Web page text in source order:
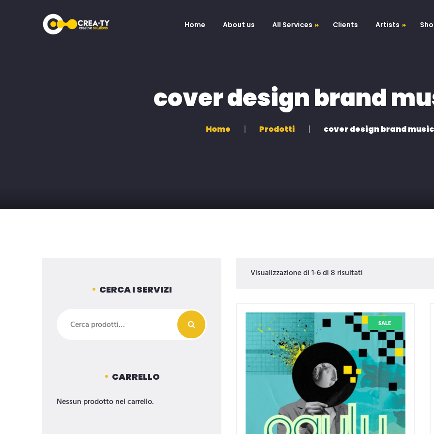
Home About us All Services
Impara a suonare
Mastering Taccia
Audio Editing
Clients Artists
cover design brand
Home Prodotti cover design brand
Visualizzazione di 1-6 di 8 risultati
SALE
CERCA I SERVIZI
CARRELLO
Nessun prodotto nel carrello.